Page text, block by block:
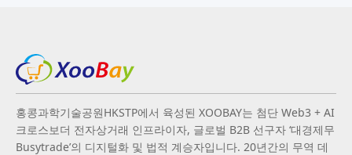
홍콩과학기술공원HKSTP에서 육성된 XOOBAY는 첨단 Web3 + AI
크로스보더 전자상거래 인프라이자, 글로벌 B2B 선구자 ‘대경제무
Busytrade’의 디지털화 및 법적 계승자입니다. 20년간의 무역 데